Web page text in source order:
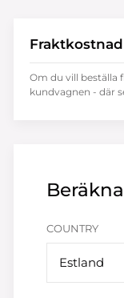
COUNTRY
Estland
Fraktkostnad
Om du vill beställa
kundvagnen - där